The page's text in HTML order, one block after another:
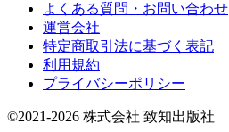
よくある質問・お問い合わせ
運営会社
特定商取引法に基づく表記
利用規約
プライバシーポリシー
©2021-2026 株式会社 致知出版社